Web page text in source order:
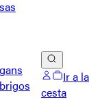
Ir a la
cesta